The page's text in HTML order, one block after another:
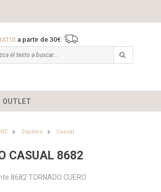
a partir de 30€
OUTLET
Zapatos Casual
CASUAL 8682
8682 TORNADO CUERO